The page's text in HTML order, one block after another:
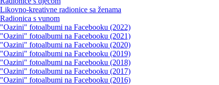
Likovno-kreativne radionice sa ženama
Radionica s vunom
"Oazini" fotoalbumi na Facebooku (2022)
"Oazini" fotoalbumi na Facebooku (2021)
"Oazini" fotoalbumi na Facebooku (2020)
"Oazini" fotoalbumi na Facebooku (2019)
"Oazini" fotoalbumi na Facebooku (2018)
"Oazini" fotoalbumi na Facebooku (2017)
"Oazini" fotoalbumi na Facebooku (2016)